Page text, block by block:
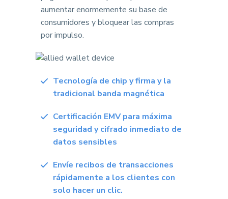
aumentar enormemente su base de
consumidores y bloquear las compras
por impulso.
Tecnología de chip y firma y la
tradicional banda magnética
Certificación EMV para máxima
seguridad y cifrado inmediato de
datos sensibles
Envíe recibos de transacciones
rápidamente a los clientes con
solo hacer un clic.